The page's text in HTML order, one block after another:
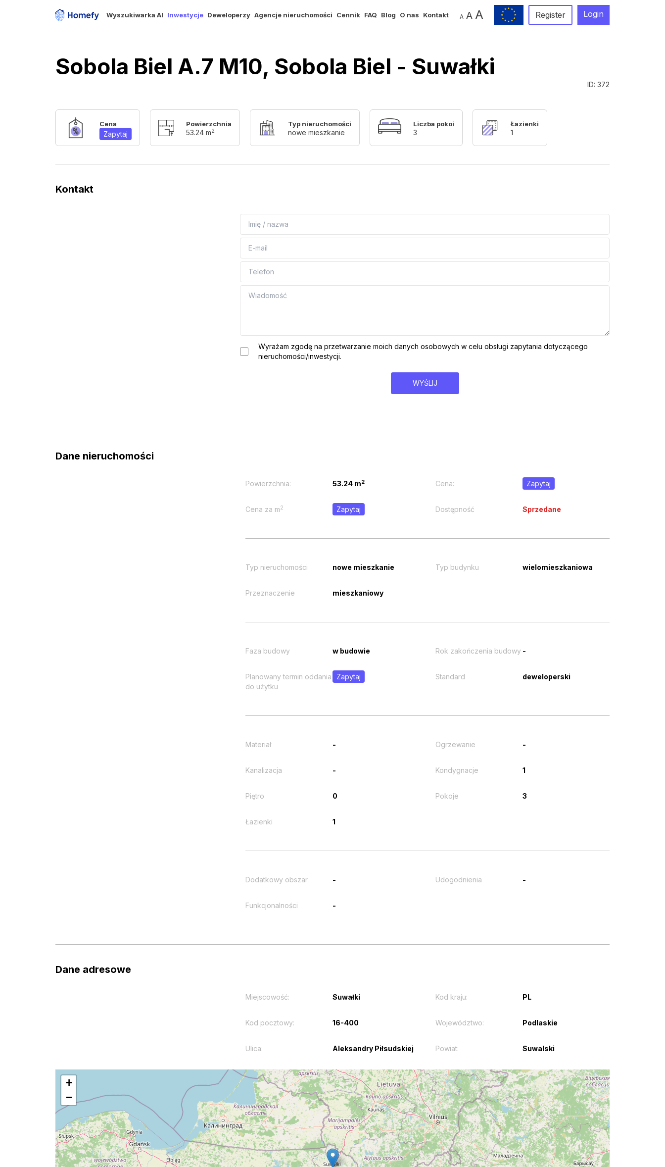
Wyszukiwarka AI Inwestycje Deweloperzy Agencje nieruchomości Cennik FAQ Blog O nas Kontakt A A A Register Login
Sobola Biel A.7 M10, Sobola Biel - Suwałki
ID: 372
Cena
Zapytaj
Powierzchnia
53.24 m2
Typ nieruchomości
nowe mieszkanie
Liczba pokoi
3
Łazienki
1
Kontakt
Wyrażam zgodę na przetwarzanie moich danych osobowych w celu obsługi zapytania dotyczącego
nieruchomości/inwestycji.
WYŚLIJ
Dane nieruchomości
Powierzchnia: 53.24 m2 Cena: Zapytaj
Cena za m2 Zapytaj Dostępność Sprzedane
Typ nieruchomości nowe mieszkanie Typ budynku wielomieszkaniowa
Przeznaczenie mieszkaniowy
Faza budowy w budowie Rok zakończenia budowy -
Planowany termin oddania
do użytku
Zapytaj Standard deweloperski
Materiał - Ogrzewanie -
Kanalizacja - Kondygnacje 1
Piętro 0 Pokoje 3
Łazienki 1
Dodatkowy obszar - Udogodnienia -
Funkcjonalności -
Dane adresowe
Miejscowość: Suwałki Kod kraju: PL
Kod pocztowy: 16-400 Województwo: Podlaskie
Ulica: Aleksandry Piłsudskiej Powiat: Suwalski
+
−